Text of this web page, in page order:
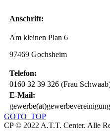
Anschrift:
Am kleinen Plan 6
97469 Gochsheim
Telefon:
0160 32 39 326 (Frau
E-Mail:
GOTO_TOP
CP © 2022 A.T.T. Center. Alle